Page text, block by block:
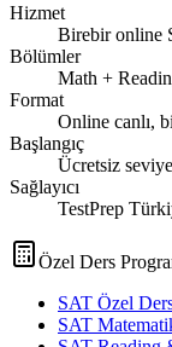
Hizmet
Birebir online
Bölümler
Math +
Format
Online canlı,
Başlangıç
Ücretsiz
Sağlayıcı
TestPrep
Özel Ders
SAT Özel
SAT